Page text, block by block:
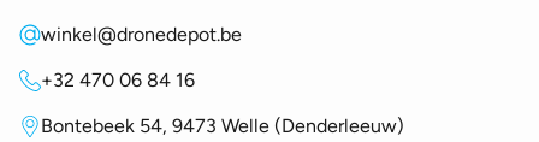
winkel@dronedepot.be
+32 470 06 84 16
Bontebeek 54, 9473 Welle (Denderleeuw)